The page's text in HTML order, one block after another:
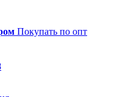
Покупать по опт